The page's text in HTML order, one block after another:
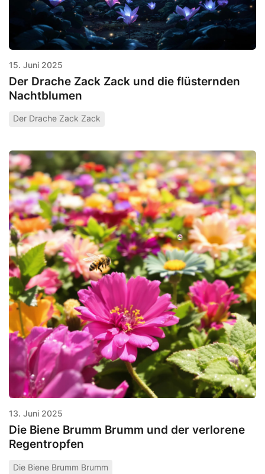
15. Juni 2025
Der Drache Zack Zack und die flüsternden
Nachtblumen
Der Drache Zack Zack
13. Juni 2025
Die Biene Brumm Brumm und der verlorene
Regentropfen
Die Biene Brumm Brumm